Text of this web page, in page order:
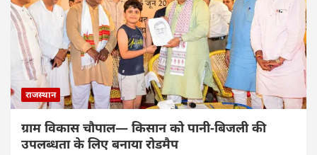
राजस्थान
ग्राम विकास चौपाल— किसान को पानी-बिजली की
उपलब्धता के लिए बनाया रोडमैप